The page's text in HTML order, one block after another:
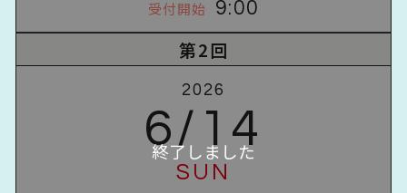
受付開始 9:00
第2回
2026
6/14
SUN